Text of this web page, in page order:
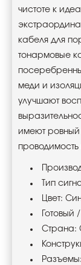
чистоте к
кабеля для
тонармовые
меди и
улучшают
имеют ровный
Тип
Цвет:
Готовый